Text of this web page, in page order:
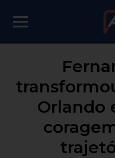
Orlando